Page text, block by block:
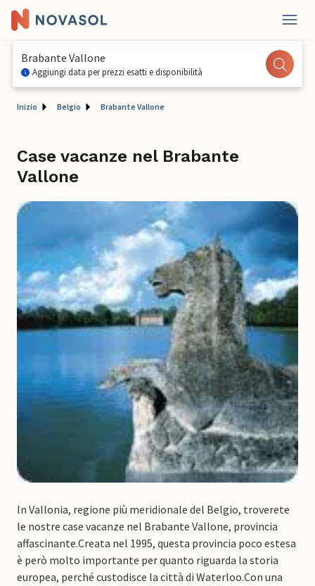
Brabante Vallone
Aggiungi data per prezzi esatti e disponibilità
Inizio Belgio Brabante Vallone
Case vacanze nel Brabante
Vallone
In Vallonia, regione più meridionale del Belgio, troverete
le nostre case vacanze nel Brabante Vallone, provincia
affascinante.Creata nel 1995, questa provincia poco estesa
è però molto importante per quanto riguarda la storia
europea, perché custodisce la città di Waterloo.Con una